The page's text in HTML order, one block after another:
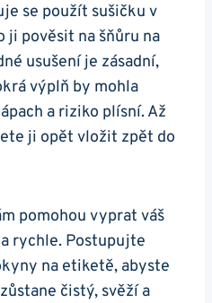
se použít sušičku v
pověsit na šňůru na
usušení je zásadní,
výplň by mohla
a riziko plísní. Až
ji opět vložit zpět do
pomohou vyprat váš
rychle. Postupujte
na etiketě, abyste
čistý, svěží a